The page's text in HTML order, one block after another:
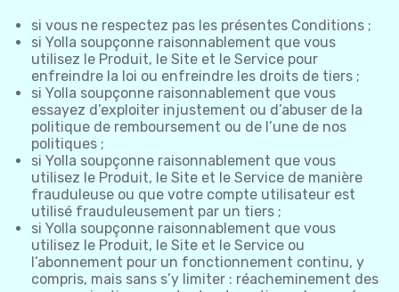
si vous ne respectez pas les présentes Conditions ;
si Yolla soupçonne raisonnablement que vous
utilisez le Produit, le Site et le Service pour
enfreindre la loi ou enfreindre les droits de tiers ;
si Yolla soupçonne raisonnablement que vous
essayez d’exploiter injustement ou d’abuser de la
politique de remboursement ou de l’une de nos
politiques ;
si Yolla soupçonne raisonnablement que vous
utilisez le Produit, le Site et le Service de manière
frauduleuse ou que votre compte utilisateur est
utilisé frauduleusement par un tiers ;
si Yolla soupçonne raisonnablement que vous
utilisez le Produit, le Site et le Service ou
l’abonnement pour un fonctionnement continu, y
compris, mais sans s’y limiter : réacheminement des